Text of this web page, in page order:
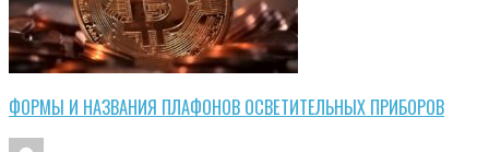
ФОРМЫ И НАЗВАНИЯ ПЛАФОНОВ ОСВЕТИТЕЛЬНЫХ ПРИБОРОВ